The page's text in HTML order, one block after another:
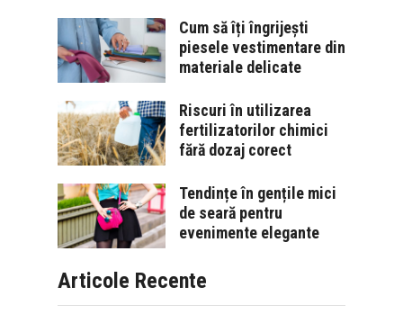
Cum să îți îngrijești
piesele vestimentare din
materiale delicate
Riscuri în utilizarea
fertilizatorilor chimici
fără dozaj corect
Tendințe în gențile mici
de seară pentru
evenimente elegante
Articole Recente